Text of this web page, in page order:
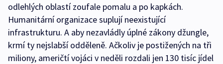
odlehlých oblastí zoufale pomalu a po kapkách.
Humanitární organizace suplují neexistující
infrastrukturu. A aby nezavládly úplné zákony džungle,
krmí ty nejslabší odděleně. Ačkoliv je postižených na tři
miliony, američtí vojáci v neděli rozdali jen 130 tisíc jídel